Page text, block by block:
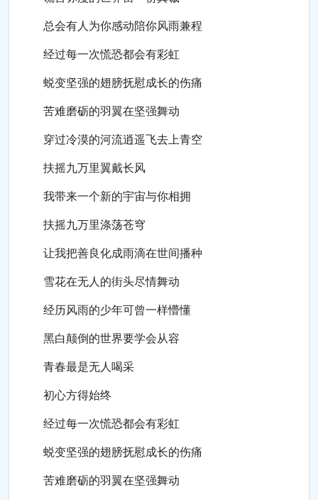
总会有人为你感动陪你风雨兼程
经过每一次慌恐都会有彩虹
蜕变坚强的翅膀抚慰成长的伤痛
苦难磨砺的羽翼在坚强舞动
穿过冷漠的河流逍遥飞去上青空
扶摇九万里翼戴长风
我带来一个新的宇宙与你相拥
扶摇九万里涤荡苍穹
让我把善良化成雨滴在世间播种
雪花在无人的街头尽情舞动
经历风雨的少年可曾一样懵懂
黑白颠倒的世界要学会从容
青春最是无人喝采
初心方得始终
经过每一次慌恐都会有彩虹
蜕变坚强的翅膀抚慰成长的伤痛
苦难磨砺的羽翼在坚强舞动